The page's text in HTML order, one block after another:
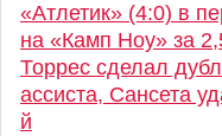
«Атлетик» (4:0) в
на «Камп Ноу» за
Торрес сделал
ассиста, Сансета
й